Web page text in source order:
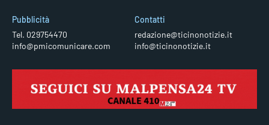
Pubblicità
Tel. 029754470
info@pmicomunicare.com
Contatti
redazione@ticinonotizie.it
info@ticinonotizie.it